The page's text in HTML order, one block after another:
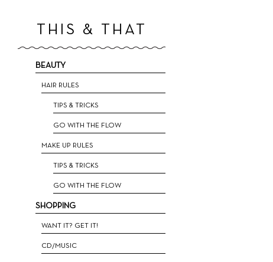
THIS & THAT
BEAUTY
HAIR RULES
ΤIPS & TRICKS
GO WITH THE FLOW
MAKE UP RULES
TIPS & TRICKS
GO WITH THE FLOW
SHOPPING
WANT IT? GET IT!
CD/MUSIC